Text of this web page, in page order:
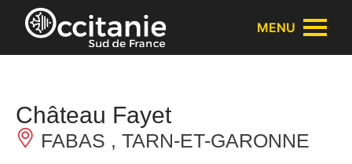
Panneau de gestion des cookies
MENU
Château Fayet
FABAS , TARN-ET-GARONNE